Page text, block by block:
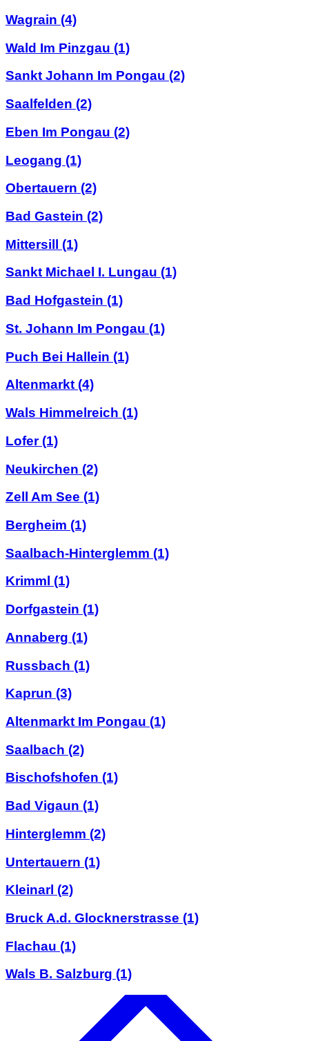
Wagrain (4)
Wald Im Pinzgau (1)
Sankt Johann Im Pongau (2)
Saalfelden (2)
Eben Im Pongau (2)
Leogang (1)
Obertauern (2)
Bad Gastein (2)
Mittersill (1)
Sankt Michael I. Lungau (1)
Bad Hofgastein (1)
St. Johann Im Pongau (1)
Puch Bei Hallein (1)
Altenmarkt (4)
Wals Himmelreich (1)
Lofer(1)
Neukirchen (2)
Zell Am See (1)
Bergheim (1)
Saalbach-Hinterglemm (1)
Krimml (1)
Dorfgastein (1)
Annaberg (1)
Russbach (1)
Kaprun (3)
Altenmarkt Im Pongau (1)
Saalbach (2)
Bischofshofen (1)
Bad Vigaun (1)
Hinterglemm (2)
Untertauern (1)
Kleinarl (2)
Bruck A.d. Glocknerstrasse (1)
Flachau (1)
Wals B. Salzburg (1)